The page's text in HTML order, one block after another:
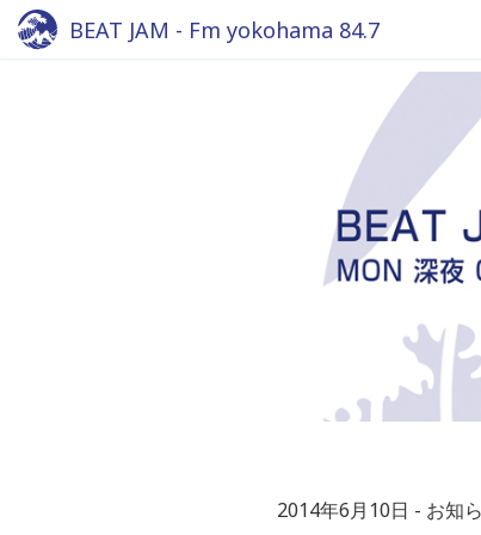
BEAT JAM - Fm yokohama 84.7
2014年6月10日 お知